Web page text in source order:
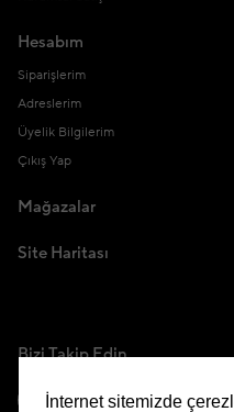
Hesabım
Siparişlerim
Adreslerim
Üyelik Bilgilerim
Çıkış Yap
Mağazalar
Site Haritası
Bizi Takip Edin
İnternet sitemizde